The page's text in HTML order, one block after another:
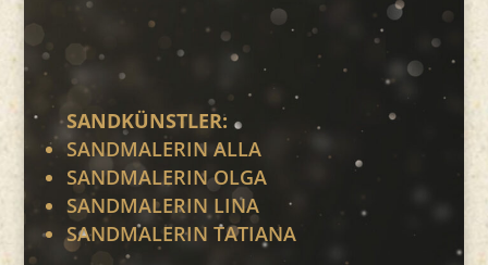
SANDKÜNSTLER:
SANDMALERIN ALLA
SANDMALERIN OLGA
SANDMALERIN LINA
SANDMALERIN TATIANA